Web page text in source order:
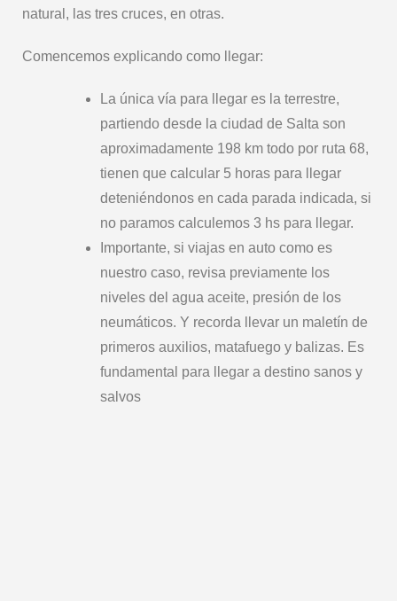
natural, las tres cruces, en otras.
Comencemos explicando como llegar:
La única vía para llegar es la terrestre,
partiendo desde la ciudad de Salta son
aproximadamente 198 km todo por ruta 68,
tienen que calcular 5 horas para llegar
deteniéndonos en cada parada indicada, si
no paramos calculemos 3 hs para llegar.
Importante, si viajas en auto como es
nuestro caso, revisa previamente los
niveles del agua aceite, presión de los
neumáticos. Y recorda llevar un maletín de
primeros auxilios, matafuego y balizas. Es
fundamental para llegar a destino sanos y
salvos